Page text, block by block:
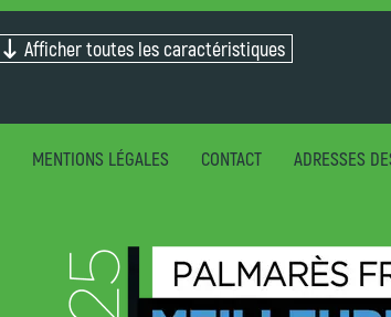
Afficher toutes les caractéristiques
MENTIONS LÉGALES CONTACT ADRESSES